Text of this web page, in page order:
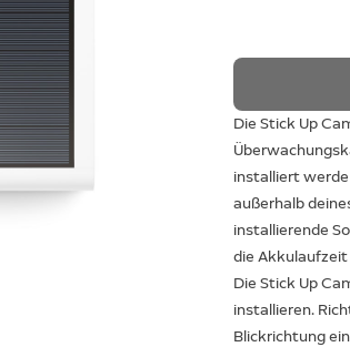
Die Stick Up
installiert
außerhalb
installierende
die
Die Stick Up
installieren.
Blickrichtung